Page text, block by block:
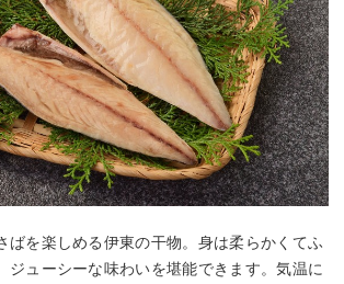
ばを楽しめる伊東の干物。身は柔らかくてふ
ジューシーな味わいを堪能できます。気温に